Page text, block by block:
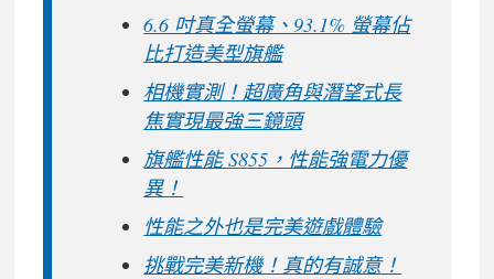
6.6 吋真全螢幕、93.1% 螢幕佔
比打造美型旗艦
相機實測！超廣角與潛望式長
焦實現最強三鏡頭
旗艦性能 S855，性能強電力優
異！
性能之外也是完美遊戲體驗
挑戰完美新機！真的有誠意！